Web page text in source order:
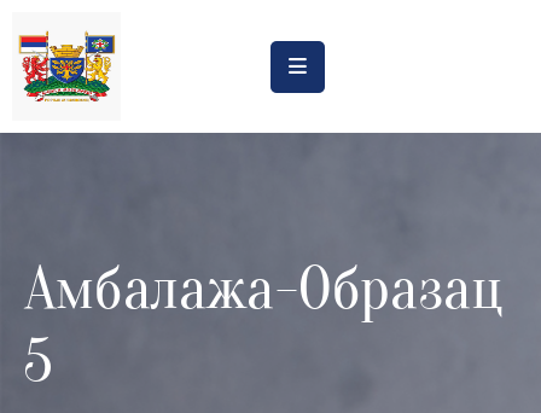
Насловна
Процена
утицаја
Регистри
Амбалажа-Образац
5